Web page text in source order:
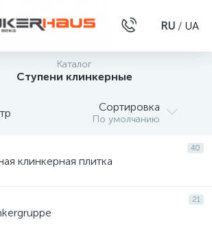
RU / UA
Каталог
Ступени клинкерные
Сортировка
По умолчанию
40
клинкерная плитка
21